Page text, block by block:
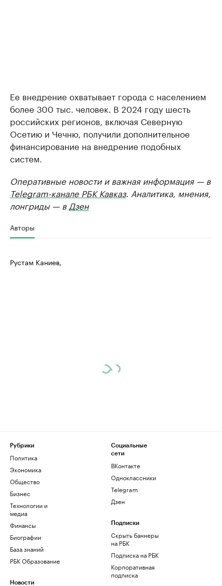
Ее внедрение охватывает города с населением
более 300 тыс. человек. В 2024 году шесть
российских регионов, включая Северную
Осетию и Чечню, получили дополнительное
финансирование на внедрение подобных
систем.
Оперативные новости и важная информация — в
Telegram-канале РБК Кавказ. Аналитика, мнения,
лонгриды — в Дзен
Авторы
Рустам Каниев,
Рубрики
Политика
Экономика
Общество
Бизнес
Технологии и
медиа
Финансы
Биографии
База знаний
РБК Образование
Новости
Социальные
сети
ВКонтакте
Одноклассники
Telegram
Дзен
Подписки
Скрыть баннеры
на РБК
Подписка на РБК
Корпоративная
подписка